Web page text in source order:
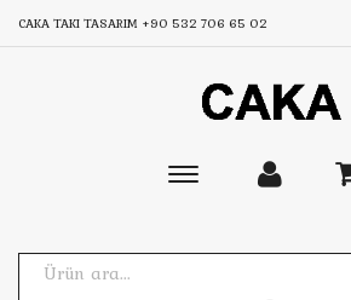
CAKA TAKI TASARIM +90 532 706 65 02
Toggle